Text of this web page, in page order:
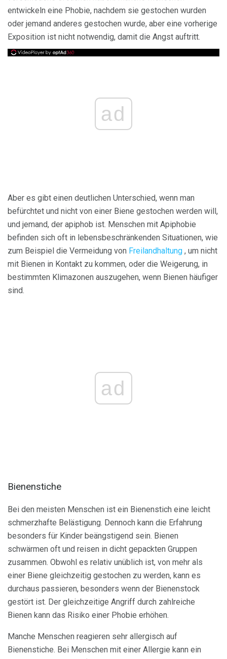
entwickeln eine Phobie, nachdem sie gestochen wurden
oder jemand anderes gestochen wurde, aber eine vorherige
Exposition ist nicht notwendig, damit die Angst auftritt.
ad
Aber es gibt einen deutlichen Unterschied, wenn man
befürchtet und nicht von einer Biene gestochen werden will,
und jemand, der apiphob ist. Menschen mit Apiphobie
befinden sich oft in lebensbeschränkenden Situationen, wie
zum Beispiel die Vermeidung von Freilandhaltung , um nicht
mit Bienen in Kontakt zu kommen, oder die Weigerung, in
bestimmten Klimazonen auszugehen, wenn Bienen häufiger
sind.
ad
Bienenstiche
Bei den meisten Menschen ist ein Bienenstich eine leicht
schmerzhafte Belästigung. Dennoch kann die Erfahrung
besonders für Kinder beängstigend sein. Bienen
schwärmen oft und reisen in dicht gepackten Gruppen
zusammen. Obwohl es relativ unüblich ist, von mehr als
einer Biene gleichzeitig gestochen zu werden, kann es
durchaus passieren, besonders wenn der Bienenstock
gestört ist. Der gleichzeitige Angriff durch zahlreiche
Bienen kann das Risiko einer Phobie erhöhen.
Manche Menschen reagieren sehr allergisch auf
Bienenstiche. Bei Menschen mit einer Allergie kann ein